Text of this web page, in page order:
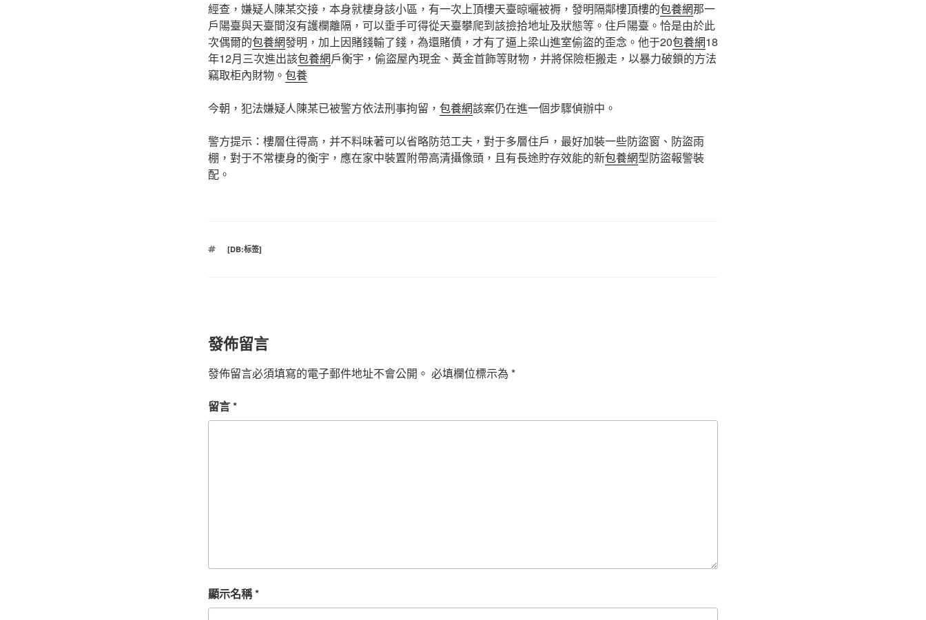
經查，嫌疑人陳某交接，本身就棲身該小區，有一次上頂樓天臺晾曬被褥，發明隔鄰樓頂樓的包養網那一
戶陽臺與天臺間沒有護欄離隔，可以垂手可得從天臺攀爬到該撿拾地址及狀態等。住戶陽臺。恰是由於此
次偶爾的包養網發明，加上因賭錢輸了錢，為還賭債，才有了逼上梁山進室偷盜的歪念。他于20包養網18
年12月三次進出該包養網戶衡宇，偷盜屋內現金、黃金首飾等財物，并將保險柜搬走，以暴力破鎖的方法
竊取柜內財物。 包養
今朝，犯法嫌疑人陳某已被警方依法刑事拘留， 包養網該案仍在進一個步驟偵辦中。
警方提示：樓層住得高，并不料味著可以省略防范工夫，對于多層住戶，最好加裝一些防盜窗、防盜雨
棚，對于不常棲身的衡宇，應在家中裝置附帶高清攝像頭，且有長途貯存效能的新包養網型防盜報警裝
配。
標
[DB:标签]
發佈留言
發佈留言必須填寫的電子郵件地址不會公開。 必填欄位標示為 *
留言*
顯示名稱*